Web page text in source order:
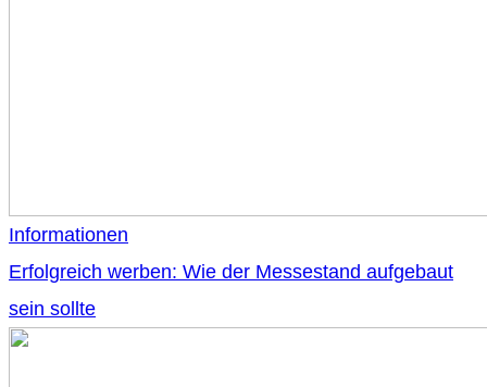
Informationen
Erfolgreich werben: Wie der Messestand aufgebaut
sein sollte